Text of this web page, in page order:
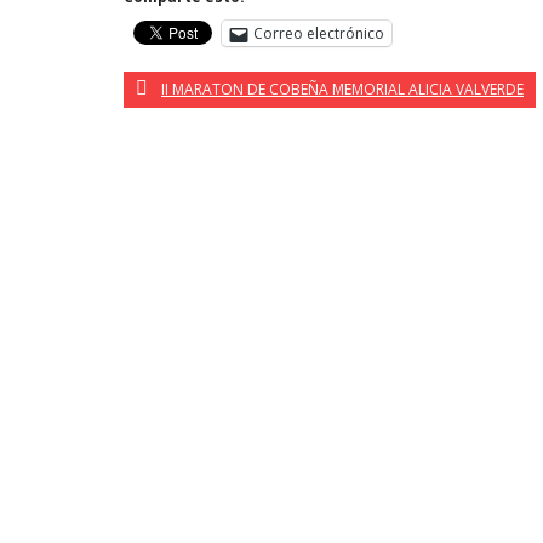
Correo electrónico
II MARATON DE COBEÑA MEMORIAL ALICIA VALVERDE